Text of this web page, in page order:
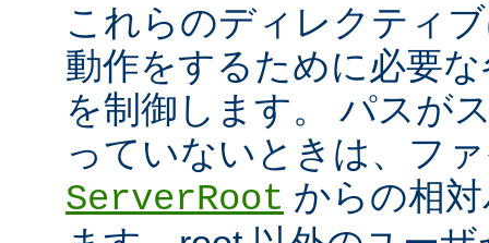
これらのディレクティ
動作をするために必要
を制御します。 パスが
っていないときは、フ
ServerRoot からの相